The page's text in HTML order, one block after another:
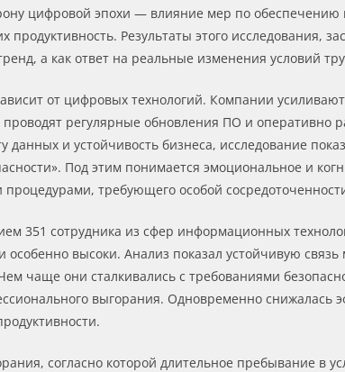
цифровой эпохи — влияние мер по
Результаты этого исследования,
а как ответ на реальные изменения условий
от цифровых технологий. Компании
регулярные обновления ПО и оперативно
и устойчивость бизнеса, исследование
Под этим понимается эмоциональное и
требующего особой
351 сотрудника из сфер информационных
высоки. Анализ показал устойчивую
чаще они сталкивались с требованиями
выгорания. Одновременно снижалась
согласно которой длительное пребывание в